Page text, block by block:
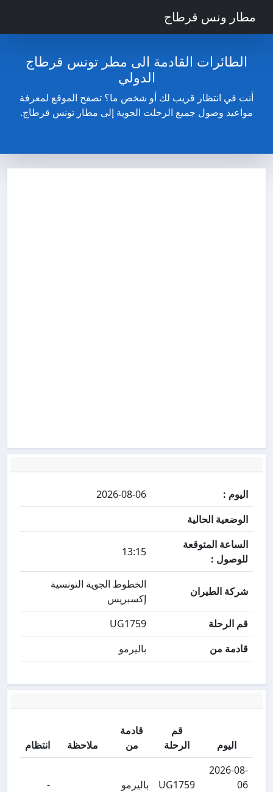
مطار ونس قرطاج
الطائرات القادمة الى مطر تونس قرطاج
الدولي
أنت في انتظار قريب لك أو شخص ما؟ تصفح الموقع لمعرفة
مواعيد وصول جميع الرحلت الجوية إلى مطار تونس قرطاج.
اليوم :
2026-08-06
الوضعية الحالية
الساعة المتوقعة
للوصول :
13:15
شركة الطيران
الخطوط الجوية التونسية
إكسبريس
قم الرحلة
UG1759
قادمة من
باليرمو
اليوم
قم
الرحلة
قادمة
من
ملاحظة
انتظام
2026-08-
06
UG1759 باليرمو -